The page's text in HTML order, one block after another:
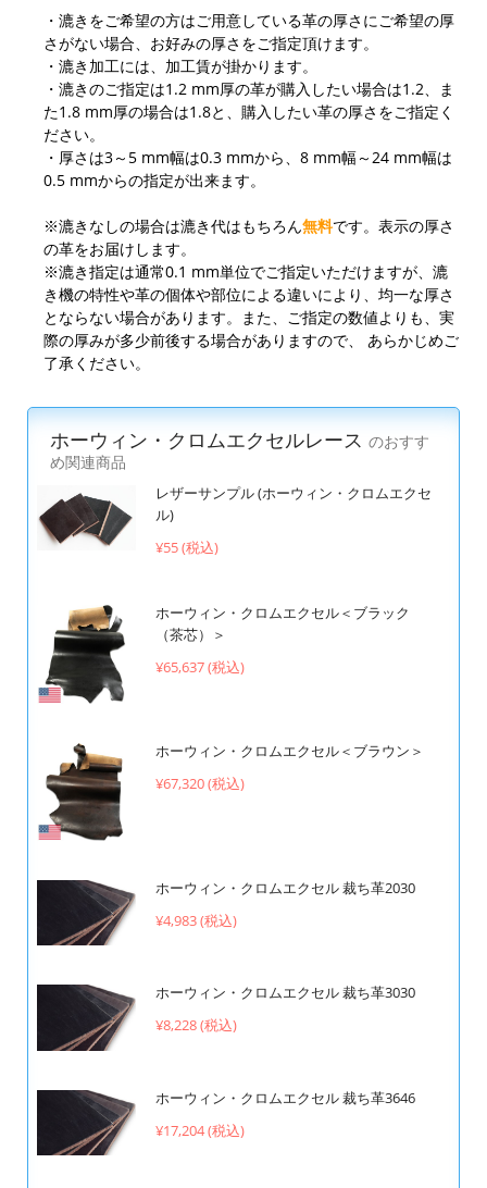
・漉きをご希望の方はご用意している革の厚さにご希望の厚
さがない場合、お好みの厚さをご指定頂けます。
・漉き加工には、加工賃が掛かります。
・漉きのご指定は1.2 mm厚の革が購入したい場合は1.2、ま
た1.8 mm厚の場合は1.8と、購入したい革の厚さをご指定く
ださい。
・厚さは3～5 mm幅は0.3 mmから、8 mm幅～24 mm幅は
0.5 mmからの指定が出来ます。
※漉きなしの場合は漉き代はもちろん無料です。表示の厚さ
の革をお届けします。
※漉き指定は通常0.1 mm単位でご指定いただけますが、漉
き機の特性や革の個体や部位による違いにより、均一な厚さ
とならない場合があります。また、ご指定の数値よりも、実
際の厚みが多少前後する場合がありますので、 あらかじめご
了承ください。
ホーウィン・クロムエクセルレース のおすす
め関連商品
レザーサンプル (ホーウィン・クロムエクセ
ル)
¥55 (税込)
ホーウィン・クロムエクセル＜ブラック
（茶芯）＞
¥65,637 (税込)
ホーウィン・クロムエクセル＜ブラウン＞
¥67,320 (税込)
ホーウィン・クロムエクセル 裁ち革2030
¥4,983 (税込)
ホーウィン・クロムエクセル 裁ち革3030
¥8,228 (税込)
ホーウィン・クロムエクセル 裁ち革3646
¥17,204 (税込)